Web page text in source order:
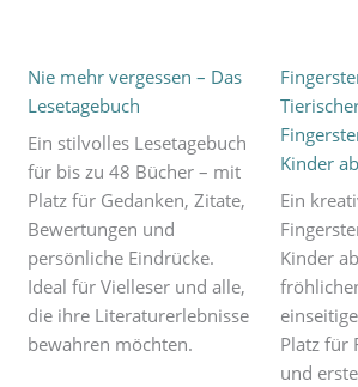
Nie mehr vergessen – Das
Lesetagebuch
Ein stilvolles Lesetagebuch
für bis zu 48 Bücher – mit
Platz für Gedanken, Zitate,
Bewertungen und
persönliche Eindrücke.
Ideal für Vielleser und alle,
die ihre Literaturerlebnisse
bewahren möchten.
Kinder
Ein
Kinder
Platz für
und erste